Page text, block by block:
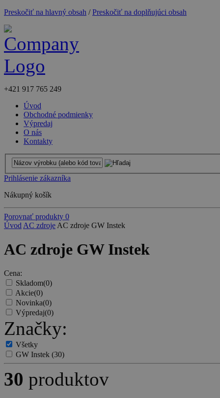
Preskočiť na hlavný obsah /Preskočiť na doplňujúci obsah
+421 917 765 249
Úvod
Obchodné podmienky
Výpredaj
O nás
Kontakty
Prihlásenie zákazníka
Nákupný košík
Porovnať produkty 0
Úvod AC zdroje AC zdroje GW Instek
AC zdroje GW Instek
Cena:
Skladom(0)
Akcie(0)
Novinka(0)
Výpredaj(0)
Značky:
Všetky
GW Instek (30)
30 produktov